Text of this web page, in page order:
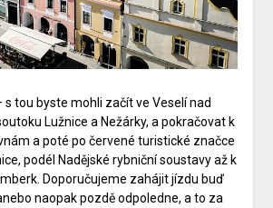
tou byste mohli začít ve Veselí nad
Lužnice a Nežárky, a pokračovat k
a poté po červené turistické značce
podél Nadějské rybniční soustavy až k
Doporučujeme zahájit jízdu buď
naopak pozdě odpoledne, a to za